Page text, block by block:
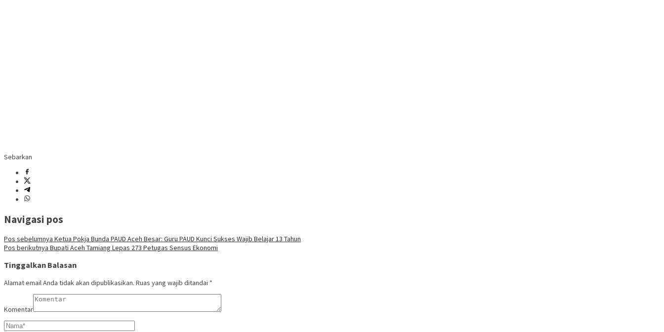
Sebarkan
Navigasi pos
Pos sebelumnya Ketua Pokja Bunda PAUD Aceh Besar: Guru PAUD Kunci Sukses Wajib Belajar 13 Tahun
Pos berikutnya Bupati Aceh Tamiang Lepas 273 Petugas Sensus Ekonomi
Tinggalkan Balasan
Alamat email Anda tidak akan dipublikasikan. Ruas yang wajib ditandai *
Komentar